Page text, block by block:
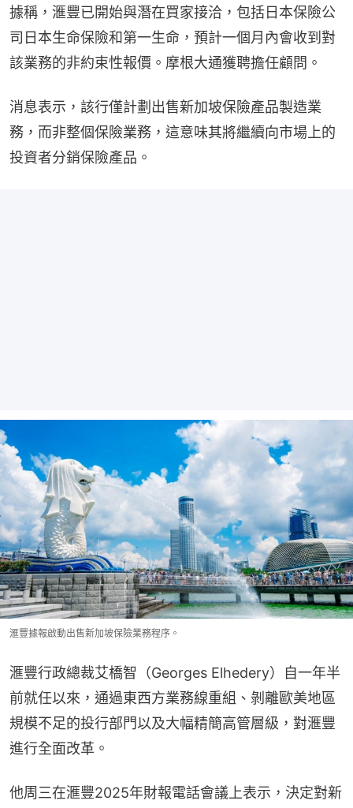
據稱，滙豐已開始與潛在買家接洽，包括日本保險公
司日本生命保險和第一生命，預計一個月內會收到對
該業務的非約束性報價。摩根大通獲聘擔任顧問。
消息表示，該行僅計劃出售新加坡保險產品製造業
務，而非整個保險業務，這意味其將繼續向市場上的
投資者分銷保險產品。
滙豐據報啟動出售新加坡保險業務程序。
滙豐行政總裁艾橋智（Georges Elhedery）自一年半
前就任以來，通過東西方業務線重組、剝離歐美地區
規模不足的投行部門以及大幅精簡高管層級，對滙豐
進行全面改革。
他周三在滙豐2025年財報電話會議上表示，決定對新